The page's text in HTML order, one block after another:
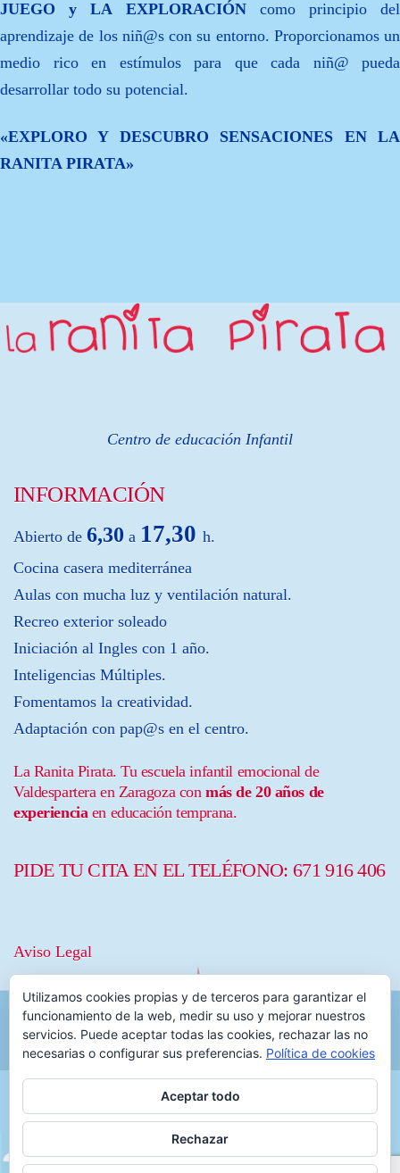
JUEGO y LA EXPLORACIÓNcomo principio del
aprendizaje de los niñ@s con su entorno. Proporcionamos un
medio rico en estímulos para que cada niñ@ pueda
desarrollar todo su potencial.
«EXPLORO Y DESCUBRO SENSACIONES EN LA
RANITA PIRATA»
Centro de educación Infantil
INFORMACIÓN
Abierto de 6,30 a 17,30 h.
Cocina casera mediterránea
Aulas con mucha luz y ventilación natural.
Recreo exterior soleado
Iniciación al Ingles con 1 año.
Inteligencias Múltiples.
Fomentamos la creatividad.
Adaptación con pap@s en el centro.
La Ranita Pirata. Tu escuela infantil emocional de
Valdespartera en Zaragoza conmás de 20 años de
experienciaen educación temprana.
PIDE TU CITA EN EL TELÉFONO: 671 916 406
Aviso Legal
Utilizamos cookies propias y de terceros para garantizar el
funcionamiento de la web, medir su uso y mejorar nuestros
servicios. Puede aceptar todas las cookies, rechazar las no
necesarias o configurar sus preferencias. Política de cookies
Aceptar todo
Rechazar